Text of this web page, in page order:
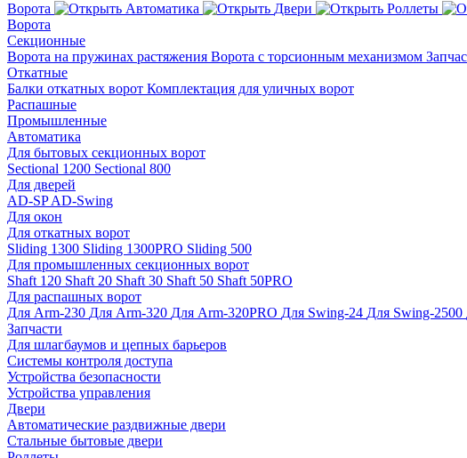
Ворота Автоматика Двери Роллеты
Ворота
Секционные
Ворота на пружинах растяжения Ворота с торсионным механизмом
Откатные
Балки откатных ворот Комплектация для уличных ворот
Распашные
Промышленные
Автоматика
Для бытовых секционных ворот
Sectional 1200 Sectional 800
Для дверей
AD-SPAD-Swing
Для окон
Для откатных ворот
Sliding 1300 Sliding 1300PRO Sliding 500
Для промышленных секционных ворот
Shaft 120 Shaft 20 Shaft 30 Shaft 50 Shaft 50PRO
Для распашных ворот
Для Arm-230 Для Arm-320 Для Arm-320PRO Для Swing-24 Для Swing-2500
Запчасти
Для шлагбаумов и цепных барьеров
Системы контроля доступа
Устройства безопасности
Устройства управления
Двери
Автоматические раздвижные двери
Стальные бытовые двери